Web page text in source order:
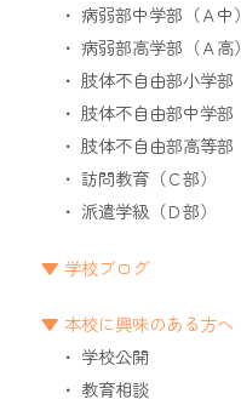
病弱部中学部（Ａ中）
病弱部高学部（Ａ高）
肢体不自由部小学部
肢体不自由部中学部
肢体不自由部高等部
訪問教育（Ｃ部）
派遣学級（Ｄ部）
学校ブログ
本校に興味のある方へ
学校公開
教育相談